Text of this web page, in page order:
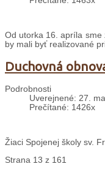
Od utorka 16. apríla sme
by mali byť realizované
Duchovná
Podrobnosti
Uverejnené: 27.
Prečítané: 1426x
Žiaci Spojenej školy sv.
Strana 13 z 161